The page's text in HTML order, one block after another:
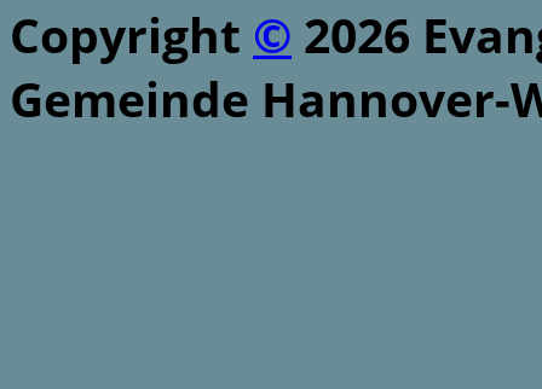
Copyright © 2026
Gemeinde Hannover-